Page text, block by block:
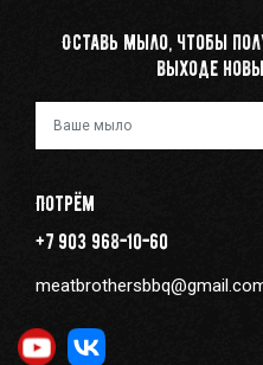
Оставь мыло, чтобы
выходе
Потрём
+7 903 968-10-60